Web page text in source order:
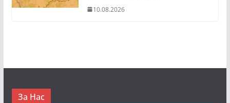
10.08.2026
За Нас